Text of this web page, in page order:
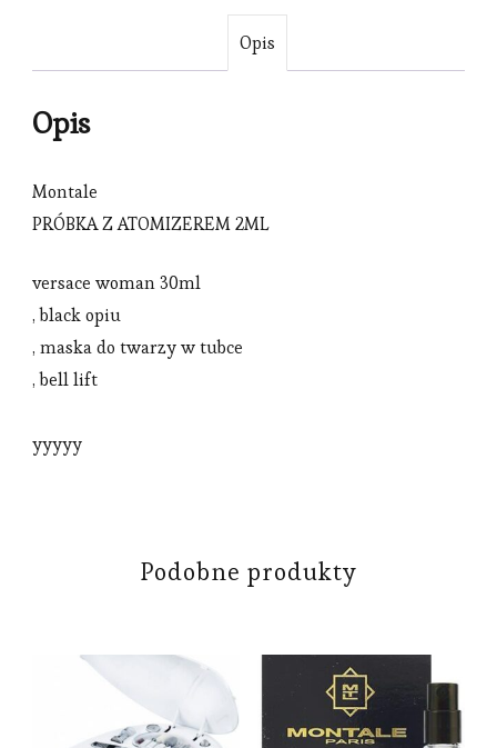
Opis
Opis
Montale
PRÓBKA Z ATOMIZEREM 2ML
versace woman 30ml
, black opiu
, maska do twarzy w tubce
, bell lift
yyyyy
Podobne produkty